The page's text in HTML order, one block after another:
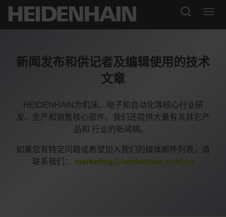
新闻发布和供记者及编辑使用的技术
文章
HEIDENHAIN为机床、电子和自动化等核心行业研
发、生产和销售核心部件。我们还提供大量有关其它产
品和 行业的新闻稿。
如果您有特定问题或希望加入我们的媒体邮件列表，请
联系我们： marketing@heidenhain.com.cn